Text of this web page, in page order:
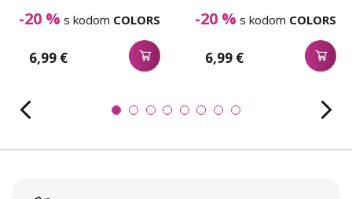
-20 % s kodom COLORS
6,99 €
-20 % s kodom COLORS
6,99 €